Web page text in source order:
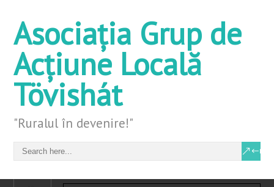
Asociația Grup de
Acțiune Locală
Tövishát
"Ruralul în devenire!"